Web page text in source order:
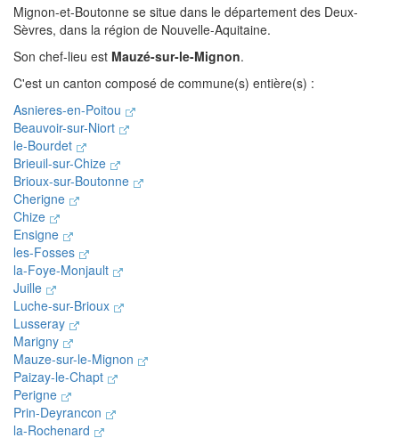
Mignon-et-Boutonne se situe dans le département des Deux-
Sèvres, dans la région de Nouvelle-Aquitaine.
Son chef-lieu est Mauzé-sur-le-Mignon.
C'est un canton composé de commune(s) entière(s) :
Asnieres-en-Poitou
Beauvoir-sur-Niort
le-Bourdet
Brieuil-sur-Chize
Brioux-sur-Boutonne
Cherigne
Chize
Ensigne
les-Fosses
la-Foye-Monjault
Juille
Luche-sur-Brioux
Lusseray
Marigny
Mauze-sur-le-Mignon
Paizay-le-Chapt
Perigne
Prin-Deyrancon
la-Rochenard